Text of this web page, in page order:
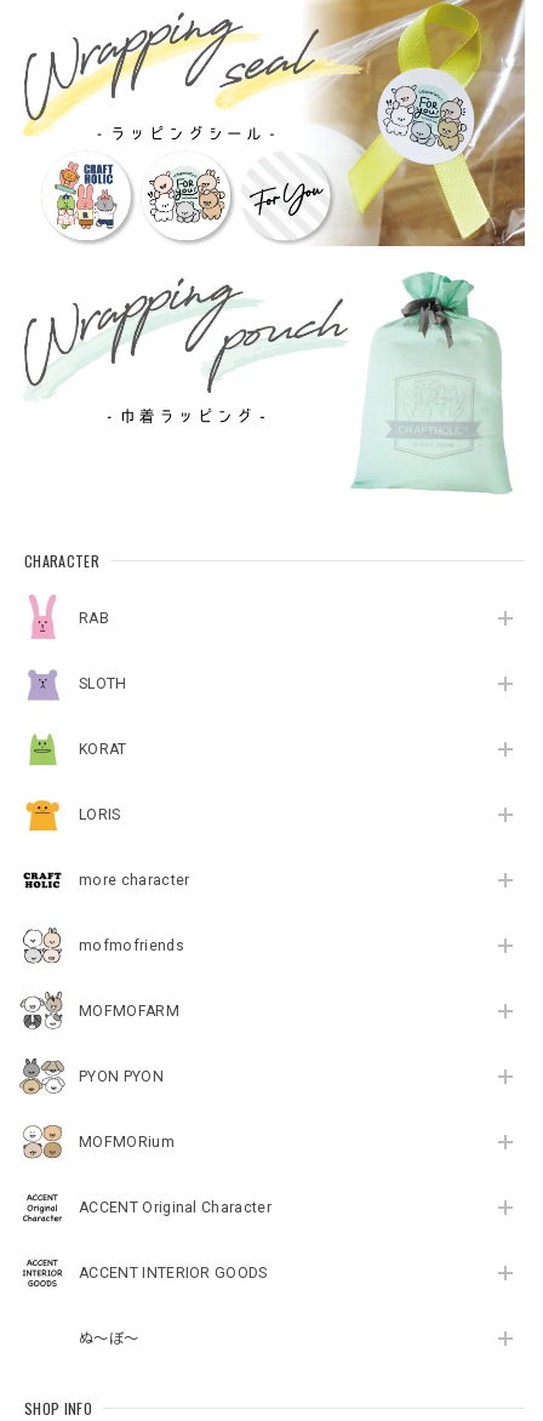
CHARACTER
RAB
SLOTH
KORAT
LORIS
more character
mofmofriends
MOFMOFARM
PYON PYON
MOFMORium
ACCENT Original Character
ACCENT INTERIOR GOODS
ぬ～ぼ～
SHOP INFO